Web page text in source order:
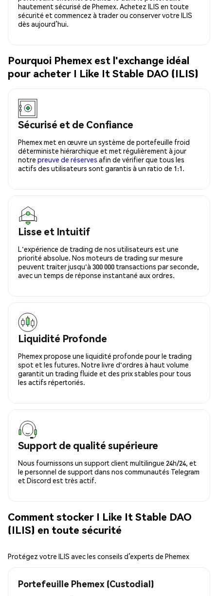
hautement sécurisé de Phemex. Achetez ILIS en toute
sécurité et commencez à trader ou conserver votre ILIS
dès aujourd’hui.
Pourquoi Phemex est l'exchange idéal
pour acheter I Like It Stable DAO (ILIS)
Sécurisé et de Confiance
Phemex met en œuvre un système de portefeuille froid
déterministe hiérarchique et met régulièrement à jour
notre preuve de réserves afin de vérifier que tous les
actifs des utilisateurs sont garantis à un ratio de 1:1.
Lisse et Intuitif
L'expérience de trading de nos utilisateurs est une
priorité absolue. Nos moteurs de trading sur mesure
peuvent traiter jusqu'à 300 000 transactions par seconde,
avec un temps de réponse instantané aux ordres.
Liquidité Profonde
Phemex propose une liquidité profonde pour le trading
spot et les futures. Notre livre d'ordres à haut volume
garantit un trading fluide et des prix stables pour tous
les actifs répertoriés.
Support de qualité supérieure
Nous fournissons un support client multilingue 24h/24, et
le personnel de support dans nos communautés Telegram
et Discord est très actif.
Comment stocker I Like It Stable DAO
(ILIS) en toute sécurité
Protégez votre ILIS avec les conseils d’experts de Phemex
Portefeuille Phemex (Custodial)